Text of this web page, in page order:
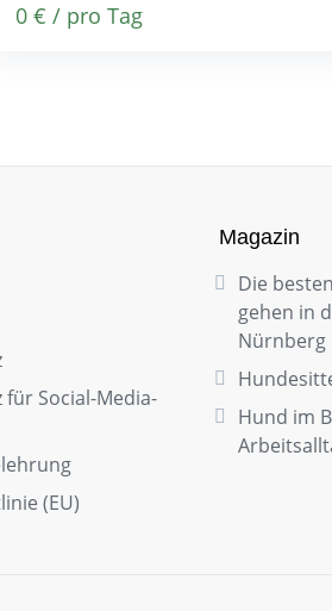
0 € / pro Tag
Social-Media-
(EU)
Magazin
Die
gehen in
Nürnberg
Hund im